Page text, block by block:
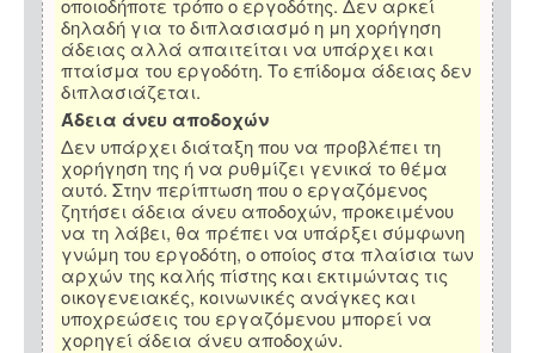
δηλαδή για το διπλασιασμό η μη χορήγηση
άδειας αλλά απαιτείται να υπάρχει και
πταίσμα του εργοδότη. Το επίδομα άδειας δεν
διπλασιάζεται.
Άδεια άνευ αποδοχών
Δεν υπάρχει διάταξη που να προβλέπει τη
χορήγηση της ή να ρυθμίζει γενικά το θέμα
αυτό. Στην περίπτωση που ο εργαζόμενος
ζητήσει άδεια άνευ αποδοχών, προκειμένου
να τη λάβει, θα πρέπει να υπάρξει σύμφωνη
γνώμη του εργοδότη, ο οποίος στα πλαίσια των
αρχών της καλής πίστης και εκτιμώντας τις
οικογενειακές, κοινωνικές ανάγκες και
υποχρεώσεις του εργαζόμενου μπορεί να
χορηγεί άδεια άνευ αποδοχών.